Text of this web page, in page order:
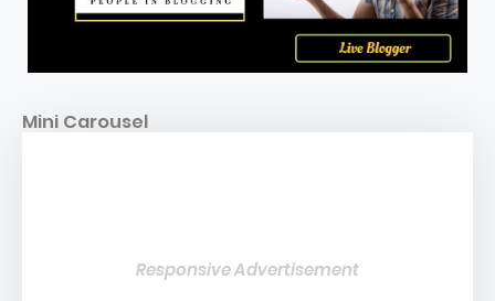
Mini Carousel
Responsive Advertisement